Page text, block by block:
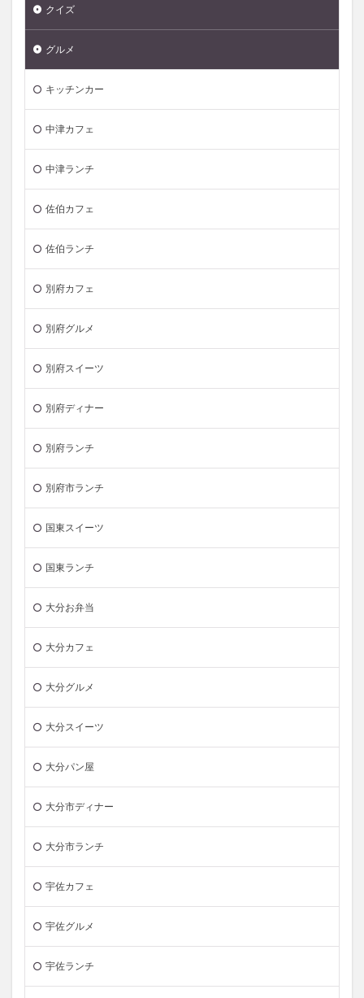
クイズ
グルメ
キッチンカー
中津カフェ
中津ランチ
佐伯カフェ
佐伯ランチ
別府カフェ
別府グルメ
別府スイーツ
別府ディナー
別府ランチ
別府市ランチ
国東スイーツ
国東ランチ
大分お弁当
大分カフェ
大分グルメ
大分スイーツ
大分パン屋
大分市ディナー
大分市ランチ
宇佐カフェ
宇佐グルメ
宇佐ランチ